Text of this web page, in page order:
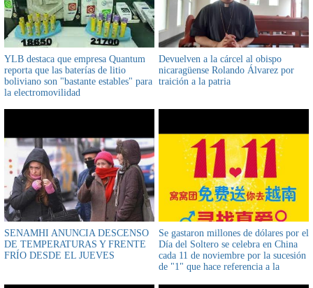
YLB destaca que empresa Quantum
reporta que las baterías de litio
boliviano son "bastante estables" para
la electromovilidad
Devuelven a la cárcel al obispo
nicaragüense Rolando Álvarez por
traición a la patria
SENAMHI ANUNCIA DESCENSO
DE TEMPERATURAS Y FRENTE
FRÍO DESDE EL JUEVES
Se gastaron millones de dólares por el
Día del Soltero se celebra en China
cada 11 de noviembre por la sucesión
de "1" que hace referencia a la